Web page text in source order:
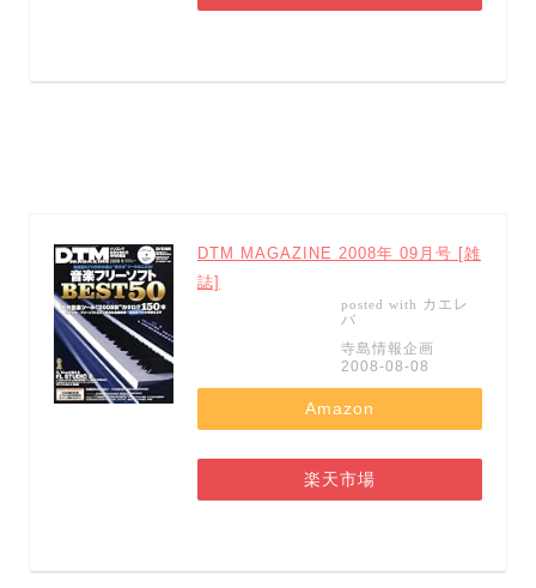
DTM MAGAZINE 2008年 09月号 [雑
誌]
posted with カエレ
バ
寺島情報企画
2008-08-08
Amazon
楽天市場